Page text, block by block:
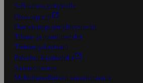
S-Business yrityksille
Oiva-raportit
Osuuskauppojen yhteystiedot
Tilaus- ja toimitusehdot
Tietosuojakäytäntö
Palvelun käyttöehdot
Saavutettavuus
Mobiilisovelluksen saavutettavuus